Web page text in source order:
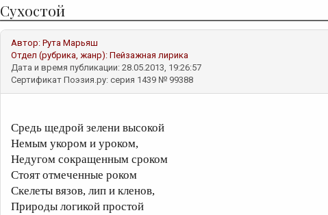
Сухостой
Автор: Рута Марьяш
Отдел (рубрика, жанр): Пейзажная лирика
Дата и время публикации: 28.05.2013, 19:26:57
Сертификат Поэзия.ру: серия 1439 № 99388
Средь щедрой зелени высокой
Немым укором и уроком,
Недугом сокращенным сроком
Стоят отмеченные роком
Скелеты вязов, лип и кленов,
Природы логикой простой